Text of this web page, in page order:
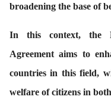
broadening the base of
In this context, the
Agreement aims to
countries in this field,
welfare of citizens in